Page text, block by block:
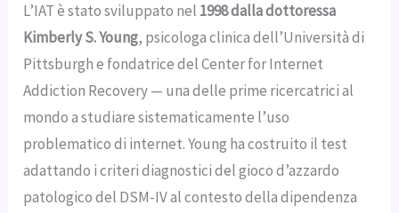
L’IAT è stato sviluppato nel 1998 dalla dottoressa
Kimberly S. Young, psicologa clinica dell’Università di
Pittsburgh e fondatrice del Center for Internet
Addiction Recovery — una delle prime ricercatrici al
mondo a studiare sistematicamente l’uso
problematico di internet. Young ha costruito il test
adattando i criteri diagnostici del gioco d’azzardo
patologico del DSM-IV al contesto della dipendenza